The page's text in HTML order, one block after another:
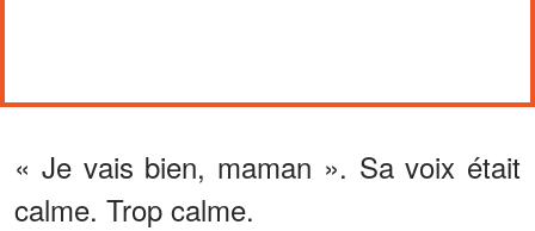
« Je vais bien, maman ». Sa voix était
calme. Trop calme.